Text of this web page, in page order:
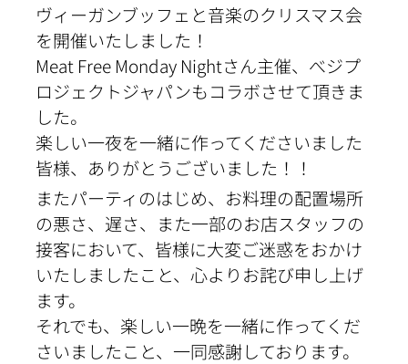
ヴィーガンブッフェと音楽のクリスマス会
を開催いたしました！
Meat Free Monday Nightさん主催、べジプ
ロジェクトジャパンもコラボさせて頂きま
した。
楽しい一夜を一緒に作ってくださいました
皆様、ありがとうございました！！
またパーティのはじめ、お料理の配置場所
の悪さ、遅さ、また一部のお店スタッフの
接客において、皆様に大変ご迷惑をおかけ
いたしましたこと、心よりお詫び申し上げ
ます。
それでも、楽しい一晩を一緒に作ってくだ
さいましたこと、一同感謝しております。